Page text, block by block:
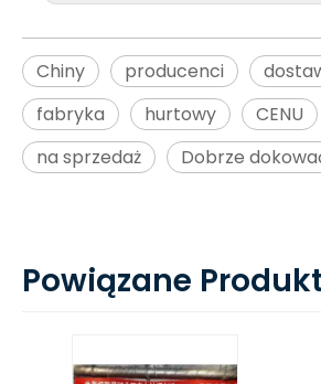
Chiny producenci
fabryka
hurtowy CENU
na sprzedaż
Dobrze
Powiązane